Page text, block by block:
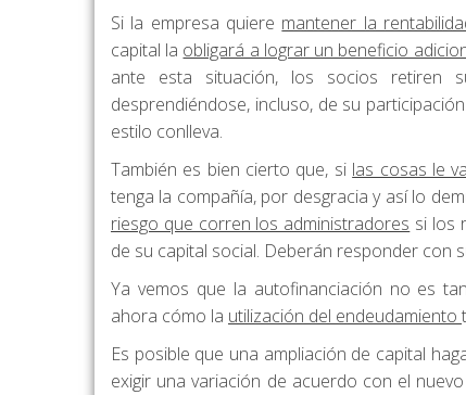
Si la empresa quiere mantener la
capital la obligará a lograr un beneficio
ante esta situación, los socios retiren
desprendiéndose, incluso, de su
estilo conlleva.
También es bien cierto que, si las cosas le
tenga la compañía, por desgracia y así lo
riesgo que corren los administradores si los
de su capital social. Deberán responder con
Ya vemos que la autofinanciación no es
ahora cómo la utilización del endeudamiento
Es posible que una ampliación de capital
exigir una variación de acuerdo con el